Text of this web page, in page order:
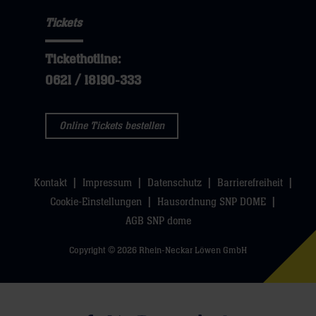
sie
dann
hier
öffnen,
dann
klicken
sie
Tickets
Tickethotline:
0621 / 18190-333
Online Tickets bestellen
Kontakt Impressum Datenschutz
Barrierefreiheit
Cookie-Einstellungen
Hausordnung SNP DOME
AGB SNP dome
Copyright © 2026 Rhein-Neckar Löwen GmbH